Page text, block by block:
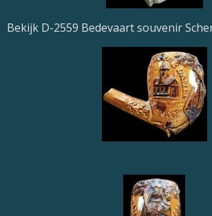
Bekijk D-2559 Bedevaart souvenir